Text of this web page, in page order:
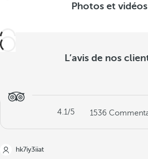
Photos et vidéos
L’avis de nos
4.1/5 1536
hk7iy3iiat